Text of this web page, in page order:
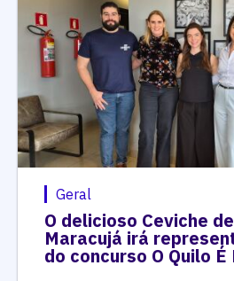
Geral
O delicioso Ceviche
Maracujá irá
do concurso O Quilo É